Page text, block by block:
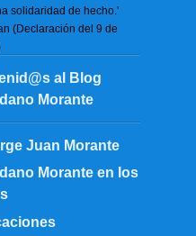
solidaridad de hecho.'
(Declaración del 9 de
al Blog
Morante
Juan Morante
Morante en los